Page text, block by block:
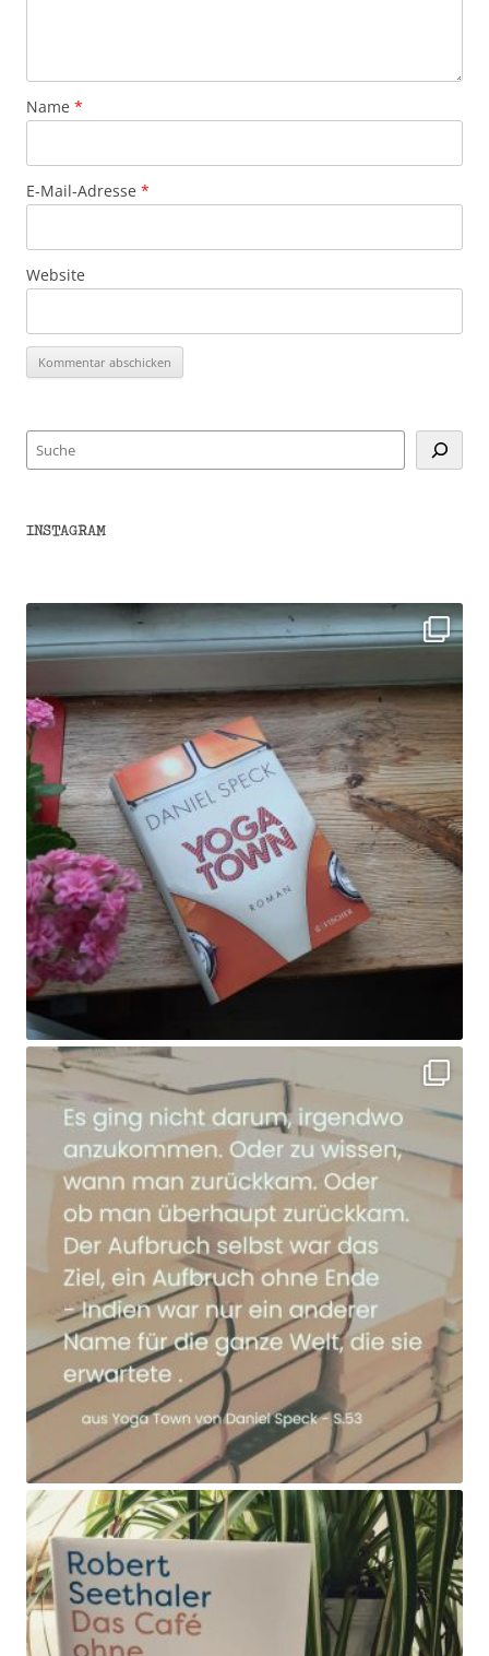
Name *
E-Mail-Adresse *
Website
Suchen
INSTAGRAM